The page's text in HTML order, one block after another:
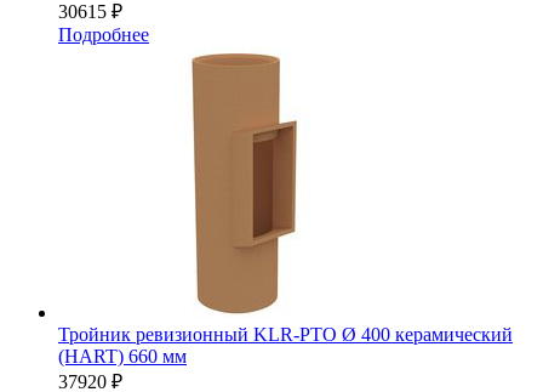
30615 ₽
Подробнее
Тройник ревизионный KLR-PTO Ø 400 керамический
(HART) 660 мм
37920 ₽